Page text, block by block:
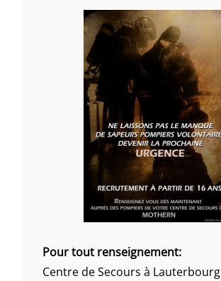
Pour tout renseignement:
Centre de Secours à Lauterbourg